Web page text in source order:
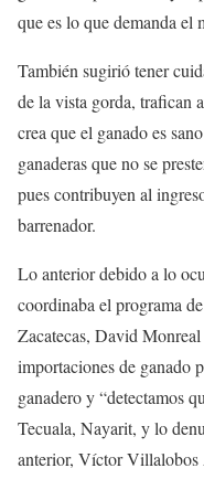
que es lo que demanda el
También sugirió tener
de la vista gorda, trafican
crea que el ganado es
ganaderas que no se
pues contribuyen al
barrenador.
Lo anterior debido a lo
coordinaba el programa
Zacatecas, David
importaciones de ganado
ganadero y “detectamos
Tecuala, Nayarit, y lo
anterior, Víctor Villalobos